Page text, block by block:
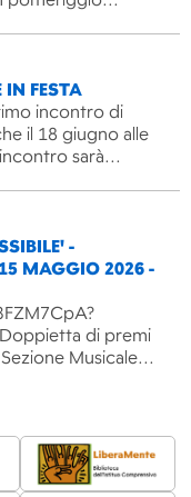
IN FESTA
incontro di
il 18 giugno alle
sarà…
-
MAGGIO 2026 -
di premi
Musicale…